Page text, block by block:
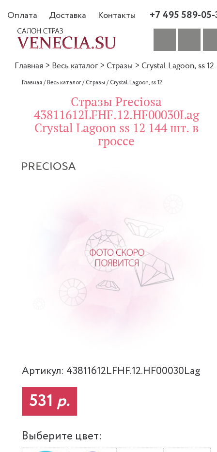
Оплата Доставка Контакты +7 495 589-
Главная > Весь каталог > Стразы > Crystal Lagoon, ss 12
Главная /Весь каталог/Стразы /Crystal Lagoon, ss 12
Стразы Preciosa
43811612LFHF.12.HF00030Lag
Crystal Lagoon ss 12 144 шт. в
гроссе
Артикул: 43811612LFHF.12.HF00030Lag
531 р.
Выберите цвет: